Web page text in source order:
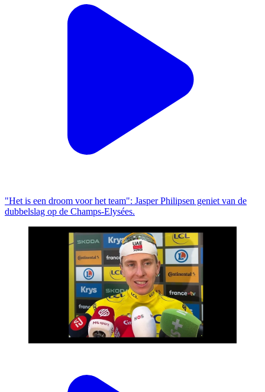
"Het is een droom voor het team": Jasper Philipsen geniet van de
dubbelslag op de Champs-Elysées.